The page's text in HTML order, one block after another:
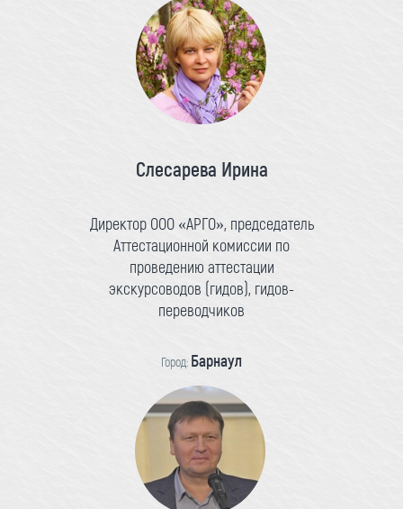
Слесарева Ирина
Директор ООО «АРГО», председатель
Аттестационной комиссии по
проведению аттестации
экскурсоводов (гидов), гидов-
переводчиков
Город: Барнаул